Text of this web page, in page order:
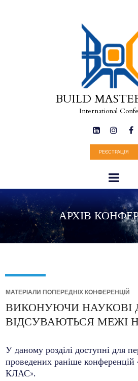
BUILD
International
  
РЕЄСТРАЦІЯ
АРХІВ
МАТЕРІАЛИ ПОПЕРЕДНІХ КОНФЕРЕНЦІЙ
ВИКОНУЮЧИ НАУКОВІ
ВІДСУВАЮТЬСЯ МЕЖІ
У даному розділі доступні для
проведених раніше
КЛАС».